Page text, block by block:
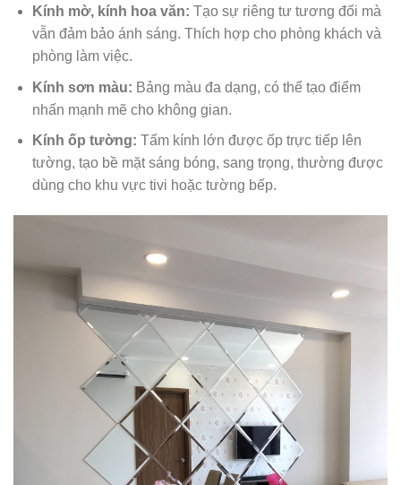
Kính mờ, kính hoa văn: Tạo sự riêng tư tương đối mà
vẫn đảm bảo ánh sáng. Thích hợp cho phòng khách và
phòng làm việc.
Kính sơn màu: Bảng màu đa dạng, có thể tạo điểm
nhấn mạnh mẽ cho không gian.
Kính ốp tường: Tấm kính lớn được ốp trực tiếp lên
tường, tạo bề mặt sáng bóng, sang trọng, thường được
dùng cho khu vực tivi hoặc tường bếp.